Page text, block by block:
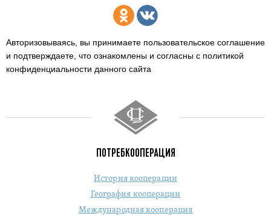
Авторизовываясь, вы принимаете пользовательское соглашение
и подтверждаете, что ознакомлены и согласны с политикой
конфиденциальности данного сайта
ПОТРЕБКООПЕРАЦИЯ
История кооперации
География кооперации
Международная кооперация